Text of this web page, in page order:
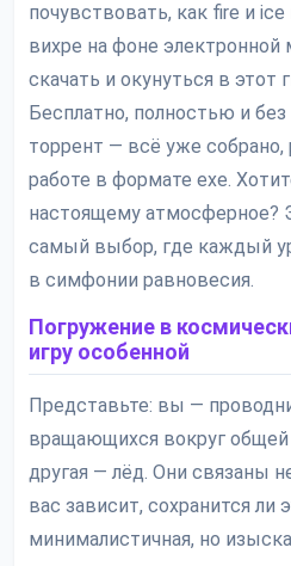
почувствовать, как fire и
вихре на фоне
скачать и окунуться в этот
Бесплатно, полностью и
торрент — всё уже собрано,
работе в формате exe.
настоящему атмосферное?
самый выбор, где каждый
в симфонии равновесия.
Погружение в
игру особенной
Представьте: вы —
вращающихся вокруг общей
другая — лёд. Они связаны
вас зависит, сохранится ли
минималистичная, но